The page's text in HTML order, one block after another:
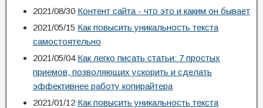
2021/08/30 Контент сайта - что это и каким он бывает
2021/05/15 Как повысить уникальность текста
самостоятельно
2021/05/04 Как легко писать статьи: 7 простых
приемов, позволяющих ускорить и сделать
эффективнее работу копирайтера
2021/01/12 Как повысить уникальность текста